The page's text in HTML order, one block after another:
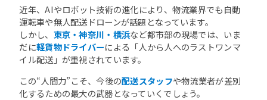
近年、AIやロボット技術の進化により、物流業界でも自動
運転車や無人配送ドローンが話題となっています。
しかし、 東京・神奈川・横浜など都市部の現場では、いま
だに軽貨物ドライバーによる「人から人へのラストワンマ
イル配送」が重視されています。
この“人間力”こそ、今後の配送スタッフや物流業者が差別
化するための最大の武器となっていくでしょう。